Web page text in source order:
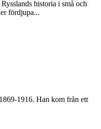
historia i små och
fördjupa...
1916. Han kom från ett